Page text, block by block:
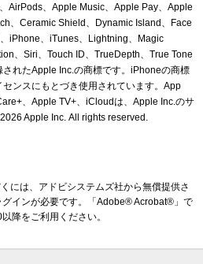
AirPods、Apple Music、Apple Pay、Apple
、Ceramic Shield、Dynamic Island、Face
iPhone、iTunes、Lightning、Magic
、Siri、Touch ID、TrueDepth、True Tone
れたApple Inc.の商標です。iPhoneの商標
センスにもとづき使用されています。App
、Apple TV+、iCloudは、Apple Inc.のサ
Apple Inc. All rights reserved.
には、アドビシステムズ社から無償提供さ
グインが必要です。「Adobe® Acrobat®」で
降をご利用ください。